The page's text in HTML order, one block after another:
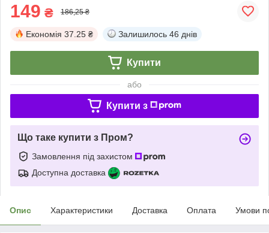
149 ₴ 186,25 ₴
Економія 37.25 ₴ Залишилось 46 днів
Купити
або
Купити з
Що таке купити з Пром?
Замовлення під захистом
Доступна доставка
Опис Характеристики Доставка Оплата Умови